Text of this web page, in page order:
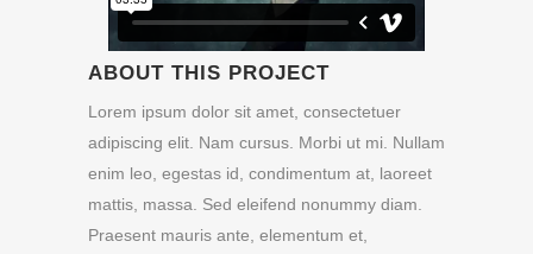
ABOUT THIS PROJECT
Lorem ipsum dolor sit amet, consectetuer
adipiscing elit. Nam cursus. Morbi ut mi. Nullam
enim leo, egestas id, condimentum at, laoreet
mattis, massa. Sed eleifend nonummy diam.
Praesent mauris ante, elementum et,